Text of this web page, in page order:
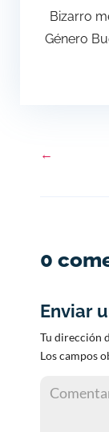
Bizarro
Género
←
0
Enviar
Tu dirección
Los campos